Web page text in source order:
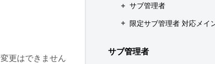
Web会議にて対応いたします。
更はできません
サブ管理者
限定サブ管理者 対応メイ
サブ管理者